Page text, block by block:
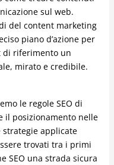
sul web.
del content marketing
piano d’azione per
di riferimento un
mirato e credibile.
le regole SEO di
il posizionamento nelle
strategie applicate
trovati tra i primi
SEO una strada sicura